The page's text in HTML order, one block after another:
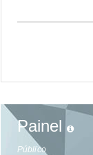
Painel
Público